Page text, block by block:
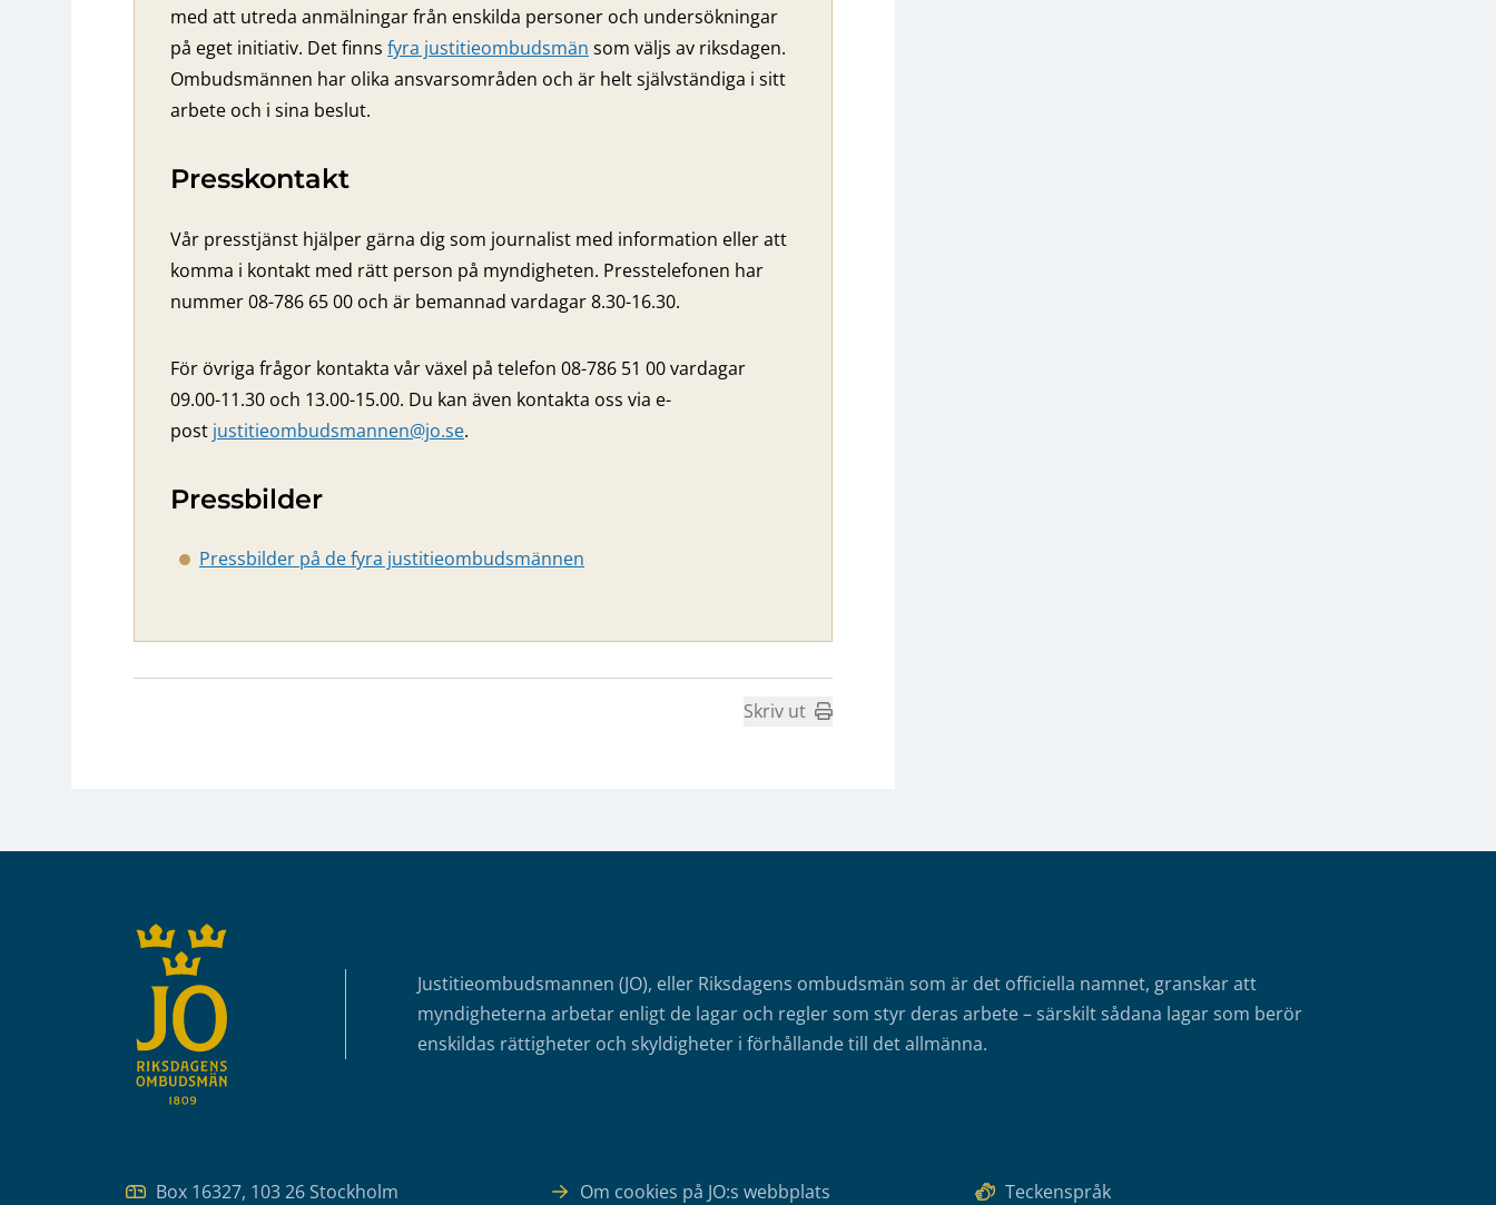
med att utreda anmälningar från enskilda personer och undersökningar
på eget initiativ. Det finns fyra justitieombudsmän som väljs av riksdagen.
Ombudsmännen har olika ansvarsområden och är helt självständiga i sitt
arbete och i sina beslut.
Presskontakt
Vår presstjänst hjälper gärna dig som journalist med information eller att
komma i kontakt med rätt person på myndigheten. Presstelefonen har
nummer 08-786 65 00 och är bemannad vardagar 8.30-16.30.
För övriga frågor kontakta vår växel på telefon 08-786 51 00 vardagar
09.00-11.30 och 13.00-15.00. Du kan även kontakta oss via e-
post justitieombudsmannen@jo.se.
Pressbilder
Pressbilder på de fyra justitieombudsmännen
Skriv ut
Justitieombudsmannen (JO), eller Riksdagens ombudsmän som är det officiella namnet, granskar att
myndigheterna arbetar enligt de lagar och regler som styr deras arbete – särskilt sådana lagar som berör
enskildas rättigheter och skyldigheter i förhållande till det allmänna.
Box 16327, 103 26 Stockholm Om cookies på JO:s webbplats Teckenspråk